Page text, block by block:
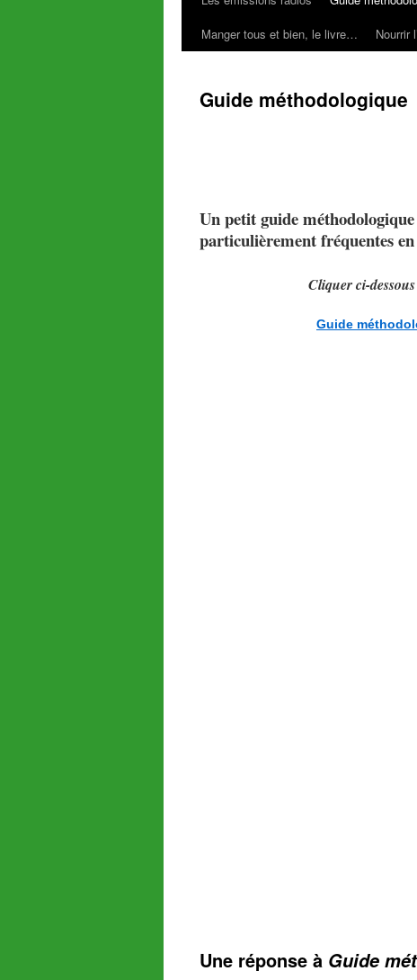
Manger tous et bien, le livre…
Nourrir
Guide méthodologique
Un petit guide
particulièrement fréquentes
Cliquer ci-
Guide
Une réponse à Guide